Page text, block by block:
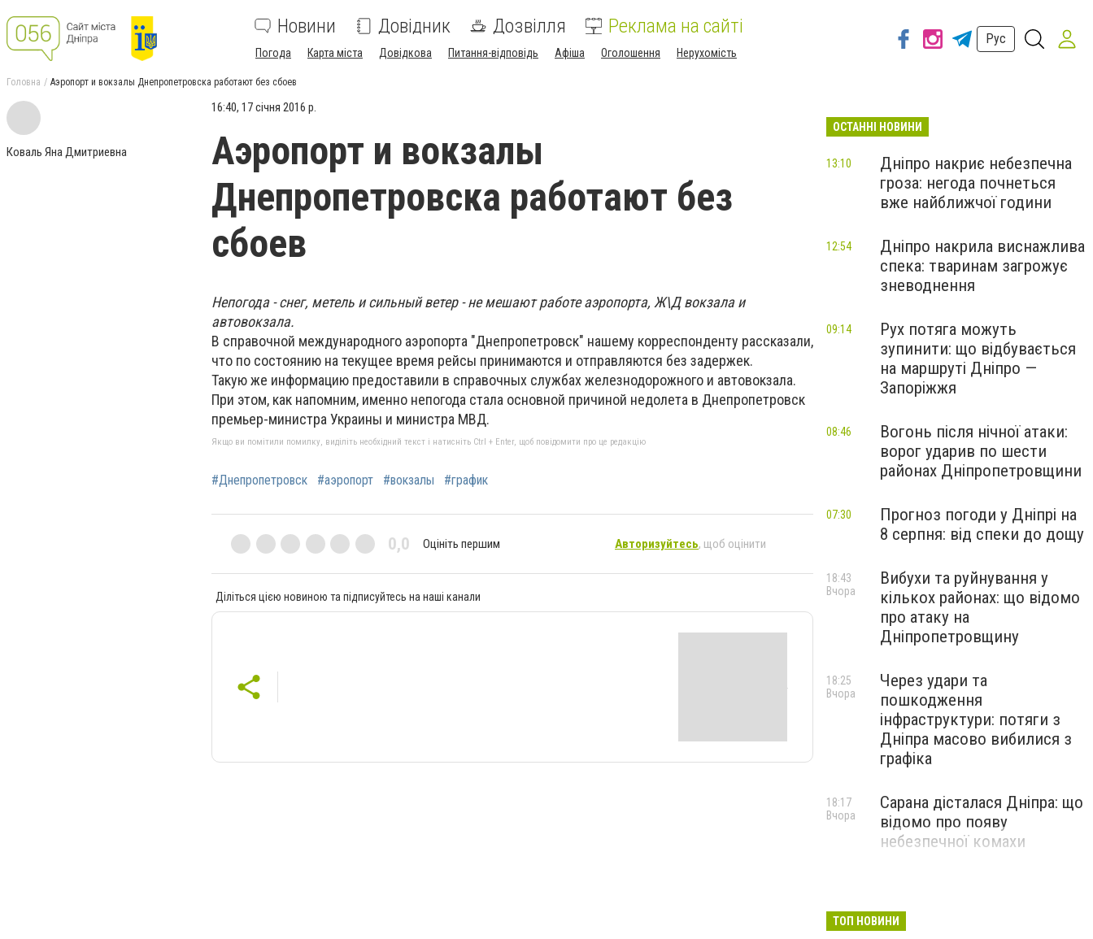
Новини Довідник Дозвілля Реклама на сайті
Погода Карта міста Довідкова Питання-відповідь Афіша Оголошення Нерухомість
Рус
Головна Аэропорт и вокзалы Днепропетровска работают без сбоев
Коваль Яна Дмитриевна
16:40, 17 січня 2016 р.
Аэропорт и вокзалы
Днепропетровска работают без
сбоев
Непогода - снег, метель и сильный ветер - не мешают работе аэропорта, Ж\Д вокзала и
автовокзала.
В справочной международного аэропорта "Днепропетровск" нашему корреспонденту рассказали,
что по состоянию на текущее время рейсы принимаются и отправляются без задержек.
Такую же информацию предоставили в справочных службах железнодорожного и автовокзала.
При этом, как напомним, именно непогода стала основной причиной недолета в Днепропетровск
премьер-министра Украины и министра МВД.
Якщо ви помітили помилку, виділіть необхідний текст і натисніть Ctrl + Enter, щоб повідомити про це редакцію
#Днепропетровск #аэропорт #вокзалы #график
0,0 Оцініть першим Авторизуйтесь, щоб оцінити
Діліться цією новиною та підписуйтесь на наші канали
ОСТАННІ НОВИНИ
Дніпро накриє небезпечна
гроза: негода почнеться
вже найближчої години
13:10
Дніпро накрила виснажлива
спека: тваринам загрожує
зневоднення
12:54
Рух потяга можуть
зупинити: що відбувається
на маршруті Дніпро —
Запоріжжя
09:14
Вогонь після нічної атаки:
ворог ударив по шести
районах Дніпропетровщини
08:46
Прогноз погоди у Дніпрі на
8 серпня: від спеки до дощу
07:30
Вибухи та руйнування у
кількох районах: що відомо
про атаку на
Дніпропетровщину
18:43
Вчора
Через удари та
пошкодження
інфраструктури: потяги з
Дніпра масово вибилися з
графіка
18:25
Вчора
Сарана дісталася Дніпра: що
відомо про появу
небезпечної комахи
18:17
Вчора
ТОП НОВИНИ